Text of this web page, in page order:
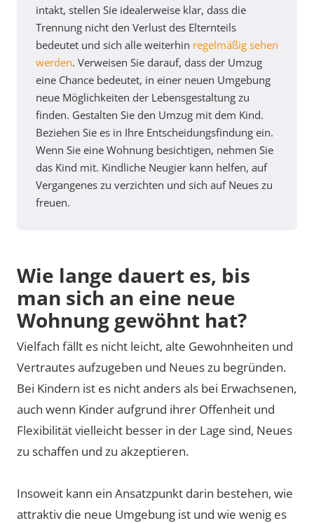
intakt, stellen Sie idealerweise klar, dass die
Trennung nicht den Verlust des Elternteils
bedeutet und sich alle weiterhin regelmäßig sehen
werden. Verweisen Sie darauf, dass der Umzug
eine Chance bedeutet, in einer neuen Umgebung
neue Möglichkeiten der Lebensgestaltung zu
finden. Gestalten Sie den Umzug mit dem Kind.
Beziehen Sie es in Ihre Entscheidungsfindung ein.
Wenn Sie eine Wohnung besichtigen, nehmen Sie
das Kind mit. Kindliche Neugier kann helfen, auf
Vergangenes zu verzichten und sich auf Neues zu
freuen.
Wie lange dauert es, bis
man sich an eine neue
Wohnung gewöhnt hat?
Vielfach fällt es nicht leicht, alte Gewohnheiten und
Vertrautes aufzugeben und Neues zu begründen.
Bei Kindern ist es nicht anders als bei Erwachsenen,
auch wenn Kinder aufgrund ihrer Offenheit und
Flexibilität vielleicht besser in der Lage sind, Neues
zu schaffen und zu akzeptieren.
Insoweit kann ein Ansatzpunkt darin bestehen, wie
attraktiv die neue Umgebung ist und wie wenig es